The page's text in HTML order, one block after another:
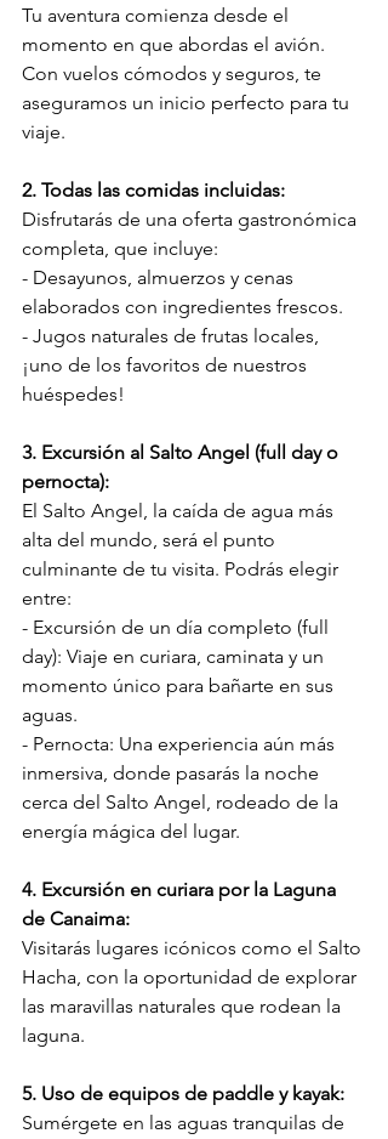
Tu aventura comienza desde el
momento en que abordas el avión.
Con vuelos cómodos y seguros, te
aseguramos un inicio perfecto para tu
viaje.
2. Todas las comidas incluidas:
Disfrutarás de una oferta gastronómica
completa, que incluye:
- Desayunos, almuerzos y cenas
elaborados con ingredientes frescos.
- Jugos naturales de frutas locales,
¡uno de los favoritos de nuestros
huéspedes!
3. Excursión al Salto Angel (full day o
pernocta):
El Salto Angel, la caída de agua más
alta del mundo, será el punto
culminante de tu visita. Podrás elegir
entre:
- Excursión de un día completo (full
day): Viaje en curiara, caminata y un
momento único para bañarte en sus
aguas.
- Pernocta: Una experiencia aún más
inmersiva, donde pasarás la noche
cerca del Salto Angel, rodeado de la
energía mágica del lugar.
4. Excursión en curiara por la Laguna
de Canaima:
Visitarás lugares icónicos como el Salto
Hacha, con la oportunidad de explorar
las maravillas naturales que rodean la
laguna.
5. Uso de equipos de paddle y kayak:
Sumérgete en las aguas tranquilas de